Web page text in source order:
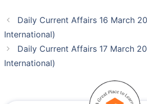
Daily Current Affairs 16 March
International)
Daily Current Affairs 17 March
International)